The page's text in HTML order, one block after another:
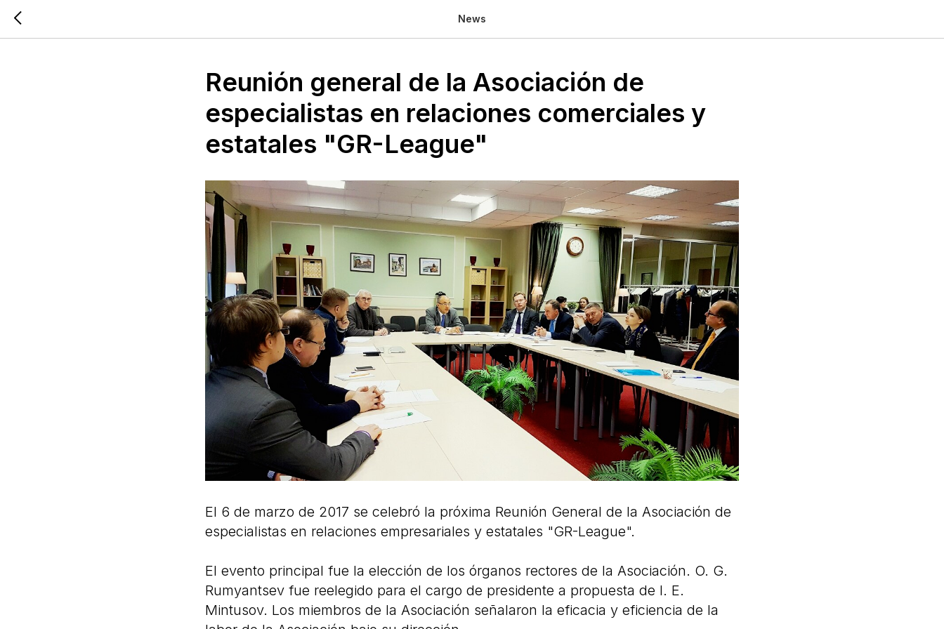
News
Reunión general de la Asociación de
especialistas en relaciones comerciales y
estatales "GR-League"
El 6 de marzo de 2017 se celebró la próxima Reunión General de la Asociación de
especialistas en relaciones empresariales y estatales "GR-League".
El evento principal fue la elección de los órganos rectores de la Asociación. O. G.
Rumyantsev fue reelegido para el cargo de presidente a propuesta de I. E.
Mintusov. Los miembros de la Asociación señalaron la eficacia y eficiencia de la